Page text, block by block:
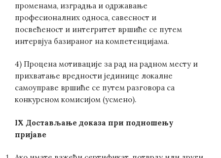
променама, изградња и одржавање
професионалних односа, савесност и
посвећеност и интегритет вршиће се путем
интервјуа базираног на компетенцијама.
4) Процена мотивације за рад на радном месту и
прихватање вредности јединице локалне
самоуправе вршиће се путем разговора са
конкурсном комисијом (усмено).
IX Достављање доказа при подношењу
пријаве